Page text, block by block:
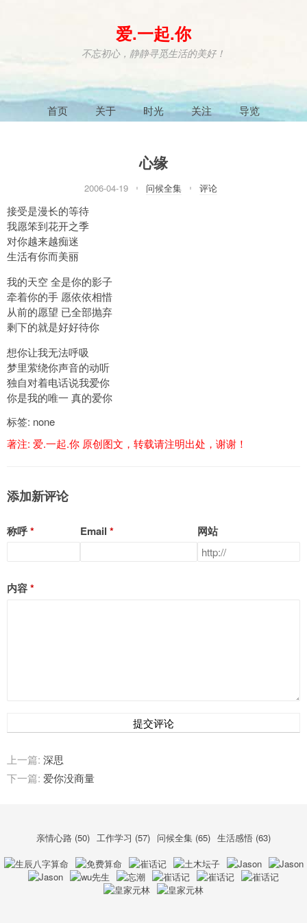
爱.一起.你
不忘初心，静静寻觅生活的美好！
首页 关于 时光 关注 导览
心缘
2006-04-19 问候全集 评论
接受是漫长的等待
我愿笨到花开之季
对你越来越痴迷
生活有你而美丽
我的天空 全是你的影子
牵着你的手 愿依依相惜
从前的愿望 已全部抛弃
剩下的就是好好待你
想你让我无法呼吸
梦里萦绕你声音的动听
独自对着电话说我爱你
你是我的唯一 真的爱你
标签: none
著注: 爱.一起.你 原创图文，转载请注明出处，谢谢！
添加新评论
称呼 Email 网站
内容
提交评论
上一篇: 深思
下一篇: 爱你没商量
亲情心路 (50) 工作学习 (57) 问候全集 (65) 生活感悟 (63)